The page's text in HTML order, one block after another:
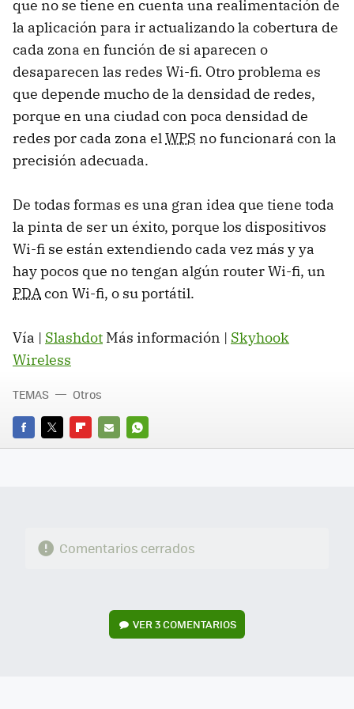
que no se tiene en cuenta una realimentación de
la aplicación para ir actualizando la cobertura de
cada zona en función de si aparecen o
desaparecen las redes Wi-fi. Otro problema es
que depende mucho de la densidad de redes,
porque en una ciudad con poca densidad de
redes por cada zona elWPS no funcionará con la
precisión adecuada.
De todas formas es una gran idea que tiene toda
la pinta de ser un éxito, porque los dispositivos
Wi-fi se están extendiendo cada vez más y ya
hay pocos que no tengan algún router Wi-fi, un
PDAcon Wi-fi, o su portátil.
Vía | Slashdot Más información | Skyhook
Wireless
FACEBOOK
TWITTERFLIPBOARD
E-
WHATSAPP
TEMAS Otros
Comentarios cerrados
VER3 COMENTARIOS